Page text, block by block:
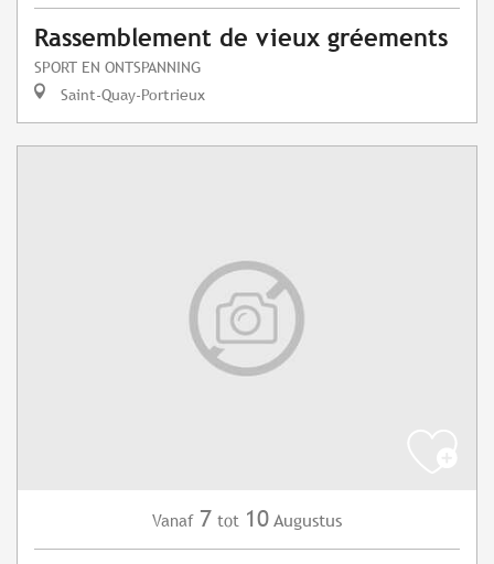
Rassemblement de vieux gréements
SPORT EN ONTSPANNING
Saint-Quay-Portrieux
Vanaf 7 tot 10 Augustus